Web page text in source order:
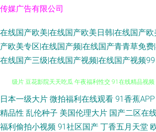
传媒广告有限公司
在线国产欧美|在线国产欧美日韩|在线国产
产欧美专区|在线国产频|在线国产青青草免
在线国产三级|在线国产视频|在线国产视频99
香蕉网站 大香蕉伊人久久 亚洲色情五月天 91色影院
级片 豆花影院天天吃瓜 午夜福利性交 91在线精品视
日本一级大片 微拍福利在线观看 91香蕉APP
精品性 乱伦种子 美国伦理大片 国产二区在
福利偷拍小视频 91社区国产 丁香五月天堂